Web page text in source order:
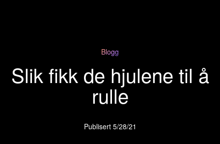
Blogg
Slik fikk de hjulene til å
rulle
Publisert 5/28/21